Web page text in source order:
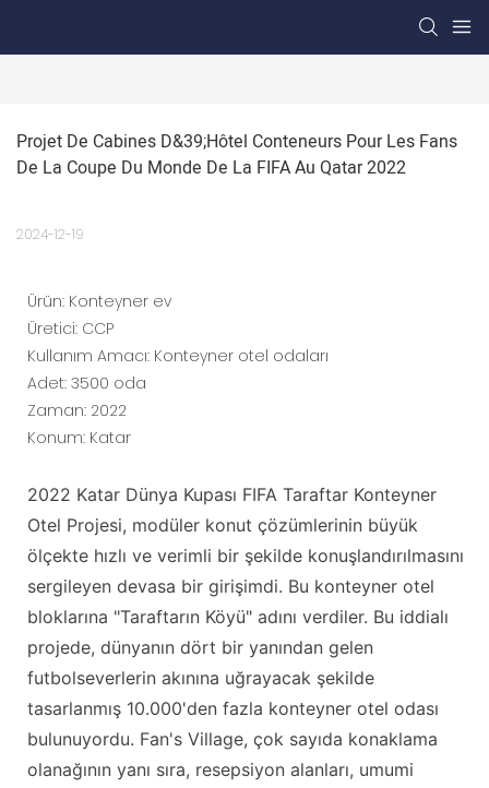
Projet De Cabines D&39;hôtel Conteneurs Pour Les Fans
De La Coupe Du Monde De La FIFA Au Qatar 2022
2024-12-19
Ürün: Konteyner ev
Üretici: CCP
Kullanım Amacı: Konteyner otel odaları
Adet: 3500 oda
Zaman: 2022
Konum: Katar
2022 Katar Dünya Kupası FIFA Taraftar Konteyner
Otel Projesi, modüler konut çözümlerinin büyük
ölçekte hızlı ve verimli bir şekilde konuşlandırılmasını
sergileyen devasa bir girişimdi. Bu konteyner otel
bloklarına "Taraftarın Köyü" adını verdiler. Bu iddialı
projede, dünyanın dört bir yanından gelen
futbolseverlerin akınına uğrayacak şekilde
tasarlanmış 10.000'den fazla konteyner otel odası
bulunuyordu. Fan's Village, çok sayıda konaklama
olanağının yanı sıra, resepsiyon alanları, umumi